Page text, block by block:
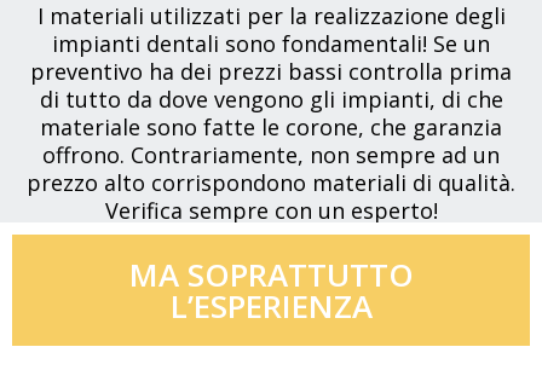
I materiali utilizzati per la realizzazione degli
impianti dentali sono fondamentali! Se un
preventivo ha dei prezzi bassi controlla prima
di tutto da dove vengono gli impianti, di che
materiale sono fatte le corone, che garanzia
offrono. Contrariamente, non sempre ad un
prezzo alto corrispondono materiali di qualità.
Verifica sempre con un esperto!
MA SOPRATTUTTO
L’ESPERIENZA